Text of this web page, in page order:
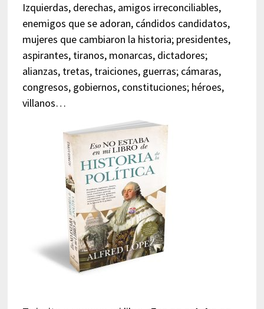
Izquierdas, derechas, amigos irreconciliables,
enemigos que se adoran, cándidos candidatos,
mujeres que cambiaron la historia; presidentes,
aspirantes, tiranos, monarcas, dictadores;
alianzas, tretas, traiciones, guerras; cámaras,
congresos, gobiernos, constituciones; héroes,
villanos…